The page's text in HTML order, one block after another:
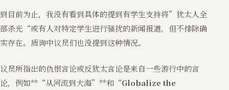
到目前为止，我没有看到具体的提到有学生支持将”犹太人全
部杀光“或有人对特定学生进行骚扰的新闻报道，但不排除确
实存在。质询中议员们也没提到这种情况。
议员所指出的仇恨言论或反犹太言论是来自一些游行中的言
论，例如**“从河流到大海”**和“Globalize the